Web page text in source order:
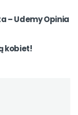
– Udemy Opinia
kobiet!